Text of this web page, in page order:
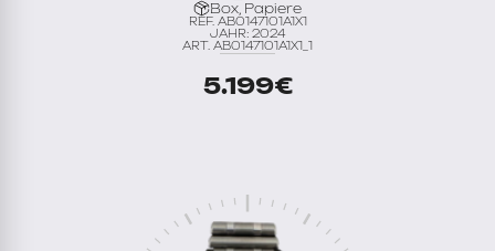
Box, Papiere
REF. AB0147101A1X1
JAHR: 2024
ART. AB0147101A1X1_1
5.199€